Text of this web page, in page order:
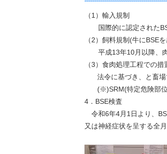
（1）輸入規制
国際的に認定された
（2）飼料規制(牛にBSE
平成13年10月以降、肉
（3）食肉処理工程での
法令に基づき、と畜場
(※)SRM(特定危険部位
4．BSE検査
令和6年4月1日より、
又は神経症状を呈する全